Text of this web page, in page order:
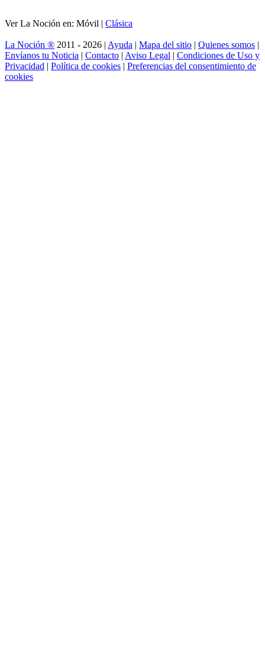
Ver La Noción en: Móvil | Clásica
La Noción ® 2011 - 2026 | Ayuda | Mapa del sitio | Quienes somos |
Envíanos tu Noticia | Contacto | Aviso Legal | Condiciones de Uso y
Privacidad | Política de cookies | Preferencias del consentimiento de
cookies